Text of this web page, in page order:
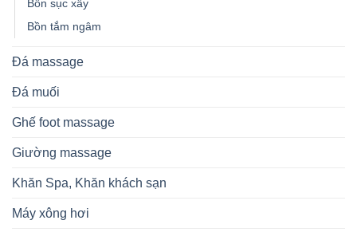
Bồn sục xây
Bồn tắm ngâm
Đá massage
Đá muối
Ghế foot massage
Giường massage
Khăn Spa, Khăn khách sạn
Máy xông hơi